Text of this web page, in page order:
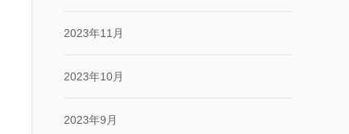
2023年11月
2023年10月
2023年9月